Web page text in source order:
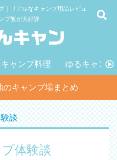
｜リアルなキャンプ用品レビュ
プ飯が大好評
キャンプ料理 ゆるキャン△
キャンプ場まとめ
談
体験談